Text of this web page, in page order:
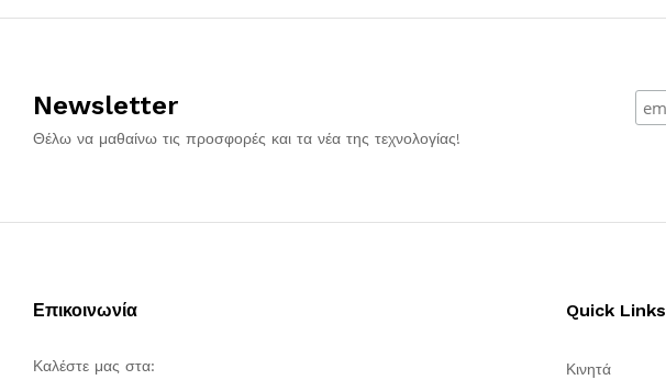
Newsletter
Θέλω να μαθαίνω τις προσφορές και τα νέα της τεχνολογίας!
Επικοινωνία
Καλέστε μας στα:
Quick Links
Κινητά